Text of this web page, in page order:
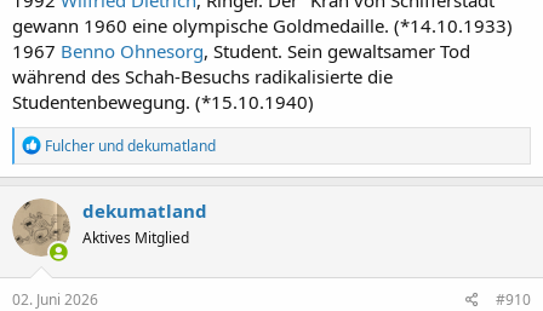
gewann 1960 eine olympische Goldmedaille. (*14.10.1933)
1967 Benno Ohnesorg, Student. Sein gewaltsamer Tod
während des Schah-Besuchs radikalisierte die
Studentenbewegung. (*15.10.1940)
R
e
a
k
t
i
o
n
e
Fulcher unddekumatland
dekumatland
Aktives Mitglied
02. Juni 2026 #910